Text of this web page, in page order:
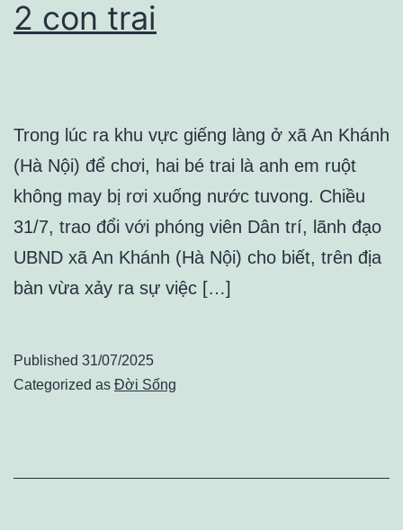
2 con trai
Trong lúc ra khu vực giếng làng ở xã An Khánh
(Hà Nội) để chơi, hai bé trai là anh em ruột
không may bị rơi xuống nước tuvong. Chiều
31/7, trao đổi với phóng viên Dân trí, lãnh đạo
UBND xã An Khánh (Hà Nội) cho biết, trên địa
bàn vừa xảy ra sự việc […]
Published 31/07/2025
Categorized as Đời Sống